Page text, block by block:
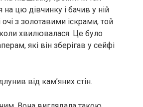
на цю дівчинку і бачив у ній
з золотавими іскрами, той
коли хвилювалася. Це було
які він зберігав у сейфі
від кам’яних стін.